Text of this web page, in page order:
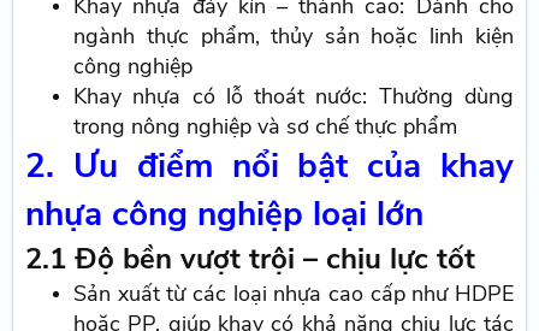
Khay nhựa đáy kín – thành cao: Dành cho
ngành thực phẩm, thủy sản hoặc linh kiện
công nghiệp
Khay nhựa có lỗ thoát nước: Thường dùng
trong nông nghiệp và sơ chế thực phẩm
2. Ưu điểm nổi bật của khay
nhựa công nghiệp loại lớn
2.1 Độ bền vượt trội – chịu lực tốt
Sản xuất từ các loại nhựa cao cấp như HDPE
hoặc PP, giúp khay có khả năng chịu lực tác